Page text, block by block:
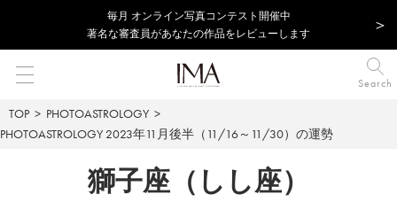
毎⽉ オンライン写真コンテスト開催中
著名な審査員があなたの作品をレビューします
Search
TOP
PHOTOASTROLOGY
PHOTOASTROLOGY 2023年11月後半（11/16～11/30）の運勢
獅子座（しし座）